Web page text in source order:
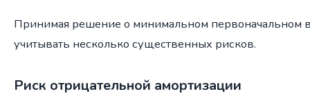
Принимая решение о минимальном первоначальном
учитывать несколько существенных рисков.
Риск отрицательной амортизации